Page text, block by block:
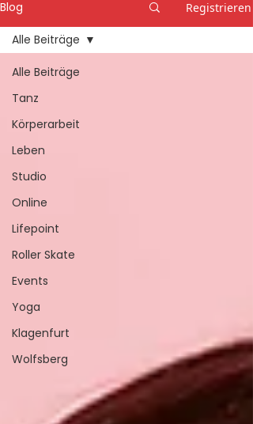
Blog Registrieren
Alle Beiträge
Tanz
Körperarbeit
Leben
Studio
Online
Lifepoint
Roller Skate
Events
Yoga
Klagenfurt
Wolfsberg
Alle Beiträge